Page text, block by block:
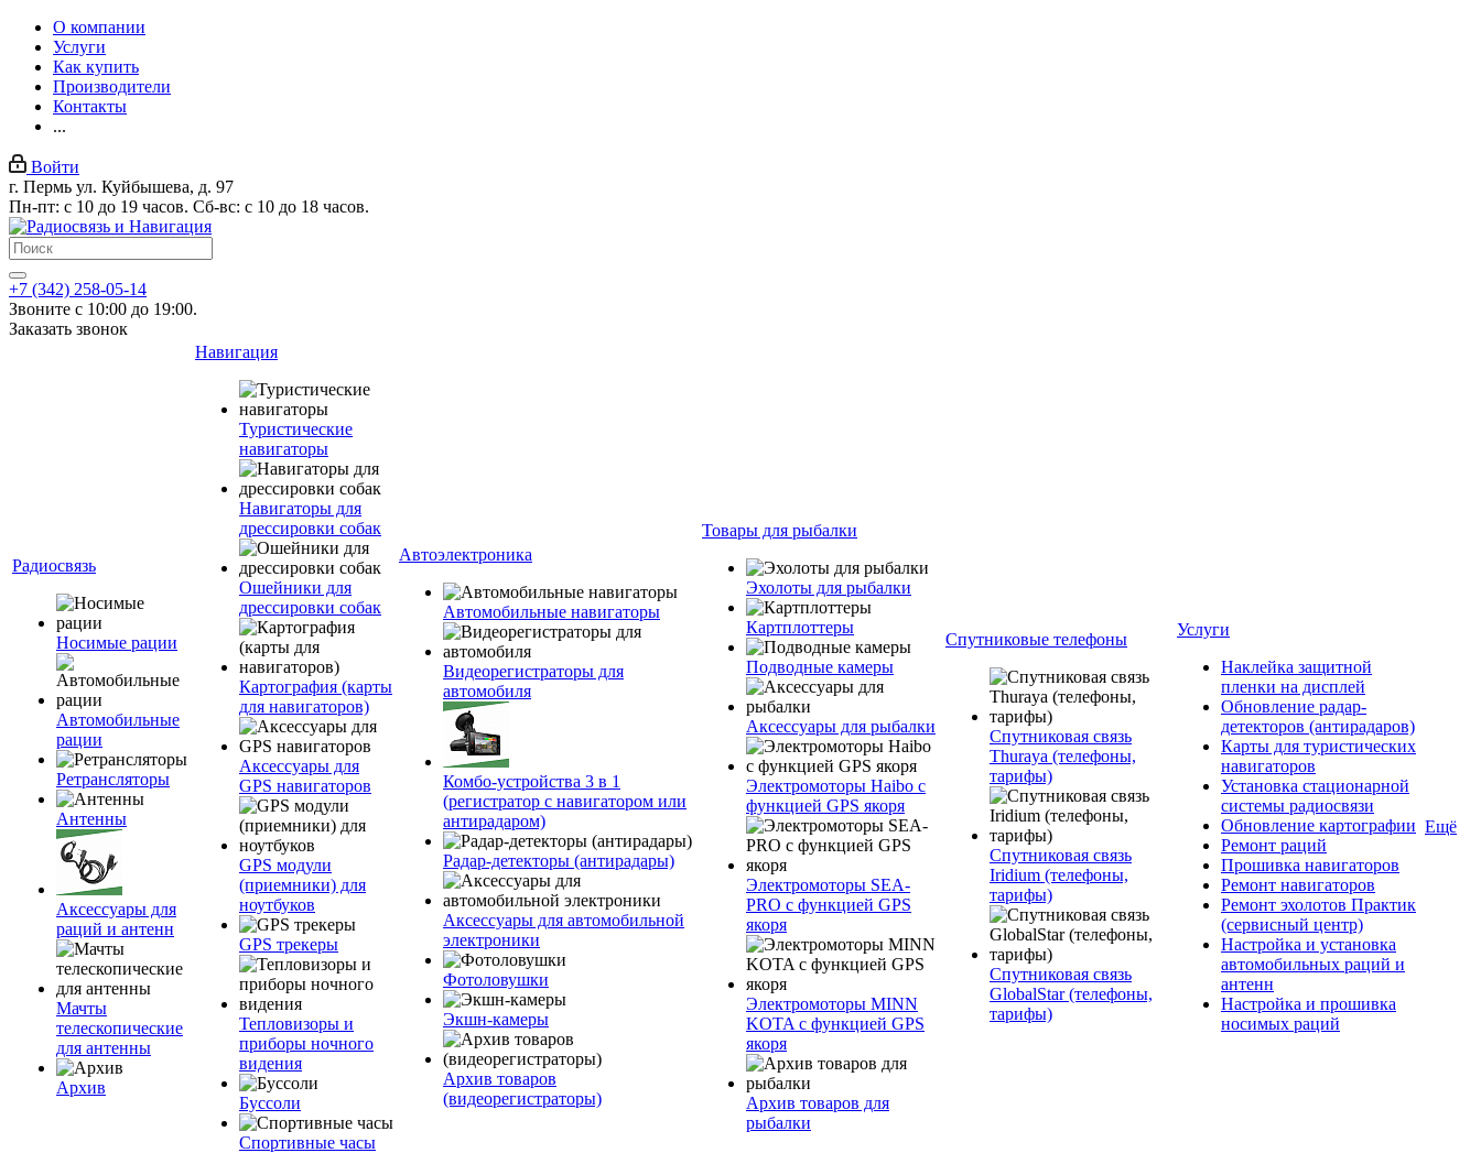
О компании
Услуги
Как купить
Производители
Контакты
...
Войти
г. Пермь ул. Куйбышева, д. 97
Пн-пт: с 10 до 19 часов. Сб-вс: с 10 до 18 часов.
+7 (342) 258-05-14
Звоните с 10:00 до 19:00.
Заказать звонок
Радиосвязь
Носимые рации
Автомобильные
рации
Ретрансляторы
Антенны
Аксессуары для
раций и антенн
Мачты
телескопические
для антенны
Архив
Навигация
Туристические
навигаторы
Навигаторы для
дрессировки собак
Ошейники для
дрессировки собак
Картография (карты
для навигаторов)
Аксессуары для
GPS навигаторов
GPS модули
(приемники) для
ноутбуков
GPS трекеры
Тепловизоры и
приборы ночного
видения
Буссоли
Спортивные часы
Автоэлектроника
Автомобильные навигаторы
Видеорегистраторы для
автомобиля
Комбо-устройства 3 в 1
(регистратор с навигатором или
антирадаром)
Радар-детекторы (антирадары)
Аксессуары для автомобильной
электроники
Фотоловушки
Экшн-камеры
Архив товаров
(видеорегистраторы)
Товары для рыбалки
Эхолоты для рыбалки
Картплоттеры
Подводные камеры
Аксессуары для рыбалки
Электромоторы Haibo с
функцией GPS якоря
Электромоторы SEA-
PRO с функцией GPS
якоря
Электромоторы MINN
KOTA с функцией GPS
якоря
Архив товаров для
рыбалки
Спутниковые телефоны
Спутниковая связь
Thuraya (телефоны,
тарифы)
Спутниковая связь
Iridium (телефоны,
тарифы)
Спутниковая связь
GlobalStar (телефоны,
тарифы)
Услуги
Наклейка защитной
пленки на дисплей
Обновление радар-
детекторов (антирадаров)
Карты для туристических
навигаторов
Установка стационарной
системы радиосвязи
Обновление картографии
Ремонт раций
Прошивка навигаторов
Ремонт навигаторов
Ремонт эхолотов Практик
(сервисный центр)
Настройка и установка
автомобильных раций и
антенн
Настройка и прошивка
носимых раций
Ещё